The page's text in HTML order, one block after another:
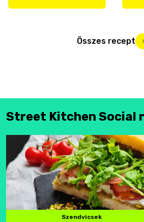
Összes recept
Street Kitchen Social
Szendvicsek